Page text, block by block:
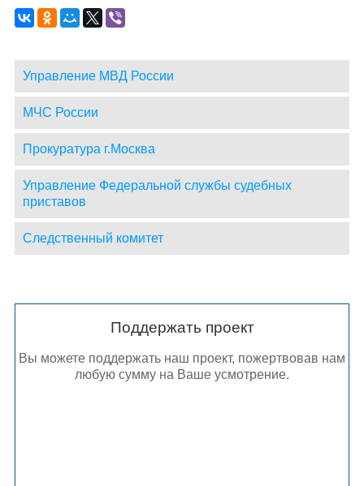
Управление МВД России
МЧС России
Прокуратура г.Москва
Управление Федеральной службы судебных
приставов
Следственный комитет
Поддержать проект
Вы можете поддержать наш проект, пожертвовав нам
любую сумму на Ваше усмотрение.